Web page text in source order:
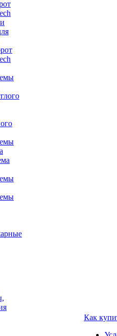
Как